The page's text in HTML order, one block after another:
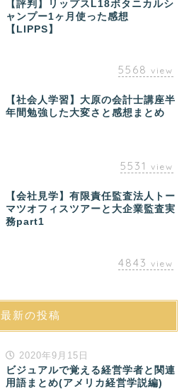
【評判】リップスL18ボタニカルシ
ャンプー1ヶ月使った感想
【LIPPS】
5568 view
【社会人学習】大原の会計士講座半
年間勉強した大変さと感想まとめ
5531 view
【会社見学】有限責任監査法人トー
マツオフィスツアーと大企業監査実
務part1
4843 view
最新の投稿
2020年9月15日
ビジュアルで覚える経営学者と関連
用語まとめ(アメリカ経営学説編)